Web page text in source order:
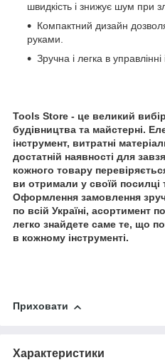
швидкість і знижує шум при
Компактний дизайн
руками.
Зручна і легка в управлінні
Tools Store - це великий
будівництва та майстерні.
інструмент, витратні
достатній наявності для
кожного товару
ви отримали у своїй
Оформлення замовлення
по всій Україні, асортимент
легко знайдете саме те, що
в кожному інструменті.
Приховати
Характеристики